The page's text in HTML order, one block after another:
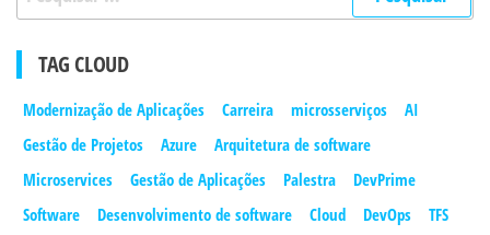
por:
TAG CLOUD
Modernização de Aplicações Carreira microsserviços
AI
Gestão de Projetos
Azure
Arquitetura de software
Microservices
Gestão de Aplicações Palestra
DevPrime
Software
Desenvolvimento de software Cloud DevOps
TFS